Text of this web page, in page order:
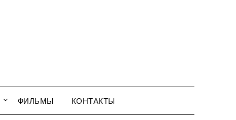
ФИЛЬМЫ КОНТАКТЫ